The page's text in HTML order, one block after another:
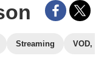
Streaming VOD,